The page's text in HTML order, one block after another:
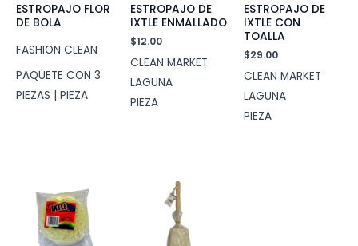
ESTROPAJO FLOR
DE BOLA
FASHION CLEAN
PAQUETE CON 3
PIEZAS | PIEZA
ESTROPAJO DE
IXTLE ENMALLADO
$12.00
CLEAN MARKET
LAGUNA
PIEZA
ESTROPAJO DE
IXTLE CON
TOALLA
$29.00
CLEAN MARKET
LAGUNA
PIEZA